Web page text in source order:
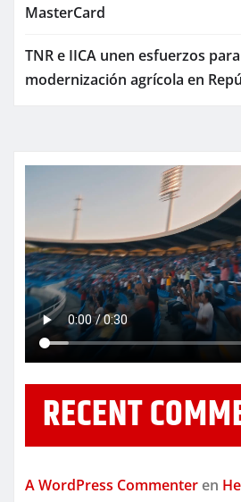
MasterCard
TNR e IICA unen esfuerzos
modernización agrícola en
RECENT
A WordPress Commenter en